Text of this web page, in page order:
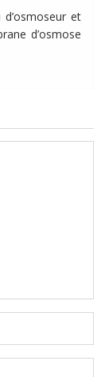
et
d’osmose